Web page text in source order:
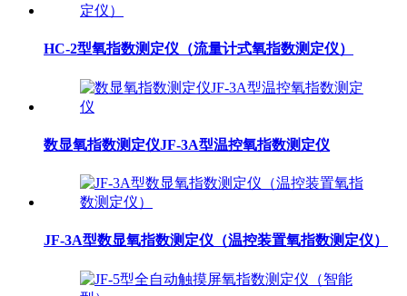
HC-2型氧指数测定仪（流量计式氧指数测定仪）
数显氧指数测定仪JF-3A型温控氧指数测定仪
JF-3A型数显氧指数测定仪（温控装置氧指数测定仪）